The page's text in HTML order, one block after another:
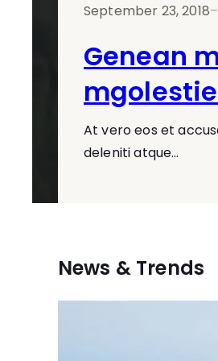
September 23, 2018–
Genean
At vero eos et
deleniti atque…
News & Trends